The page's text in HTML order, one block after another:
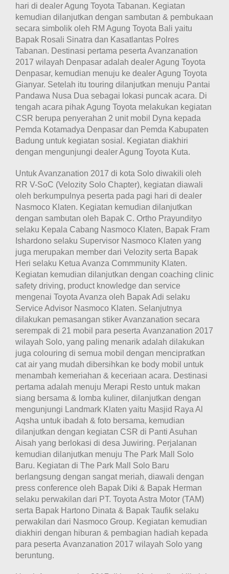
hari di dealer Agung Toyota Tabanan. Kegiatan
kemudian dilanjutkan dengan sambutan & pembukaan
secara simbolik oleh RM Agung Toyota Bali yaitu
Bapak Rosali Sinatra dan Kasatlantas Polres
Tabanan. Destinasi pertama peserta Avanzanation
2017 wilayah Denpasar adalah dealer Agung Toyota
Denpasar, kemudian menuju ke dealer Agung Toyota
Gianyar. Setelah itu touring dilanjutkan menuju Pantai
Pandawa Nusa Dua sebagai lokasi puncak acara. Di
tengah acara pihak Agung Toyota melakukan kegiatan
CSR berupa penyerahan 2 unit mobil Dyna kepada
Pemda Kotamadya Denpasar dan Pemda Kabupaten
Badung untuk kegiatan sosial. Kegiatan diakhiri
dengan mengunjungi dealer Agung Toyota Kuta.
Untuk Avanzanation 2017 di kota Solo diwakili oleh
RR V-SoC (Velozity Solo Chapter), kegiatan diawali
oleh berkumpulnya peserta pada pagi hari di dealer
Nasmoco Klaten. Kegiatan kemudian dilanjutkan
dengan sambutan oleh Bapak C. Ortho Prayundityo
selaku Kepala Cabang Nasmoco Klaten, Bapak Fram
Ishardono selaku Supervisor Nasmoco Klaten yang
juga merupakan member dari Velozity serta Bapak
Heri selaku Ketua Avanza Commmunity Klaten.
Kegiatan kemudian dilanjutkan dengan coaching clinic
safety driving, product knowledge dan service
mengenai Toyota Avanza oleh Bapak Adi selaku
Service Advisor Nasmoco Klaten. Selanjutnya
dilakukan pemasangan stiker Avanzanation secara
serempak di 21 mobil para peserta Avanzanation 2017
wilayah Solo, yang paling menarik adalah dilakukan
juga colouring di semua mobil dengan mencipratkan
cat air yang mudah dibersihkan ke body mobil untuk
menambah kemeriahan & keceriaan acara. Destinasi
pertama adalah menuju Merapi Resto untuk makan
siang bersama & lomba kuliner, dilanjutkan dengan
mengunjungi Landmark Klaten yaitu Masjid Raya Al
Aqsha untuk ibadah & foto bersama, kemudian
dilanjutkan dengan kegiatan CSR di Panti Asuhan
Aisah yang berlokasi di desa Juwiring. Perjalanan
kemudian dilanjutkan menuju The Park Mall Solo
Baru. Kegiatan di The Park Mall Solo Baru
berlangsung dengan sangat meriah, diawali dengan
press conference oleh Bapak Diki & Bapak Herman
selaku perwakilan dari PT. Toyota Astra Motor (TAM)
serta Bapak Hartono Dinata & Bapak Taufik selaku
perwakilan dari Nasmoco Group. Kegiatan kemudian
diakhiri dengan hiburan & pembagian hadiah kepada
para peserta Avanzanation 2017 wilayah Solo yang
beruntung.